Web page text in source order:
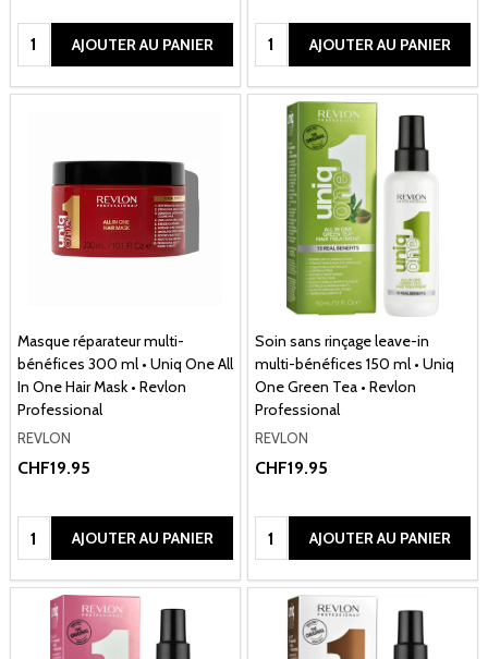
Quantité:AJOUTER AU PANIER Quantité:AJOUTER AU PANIER
Masque réparateur multi-
bénéfices 300 ml • Uniq One All
In One Hair Mask • Revlon
Professional
REVLON
CHF19.95
Quantité:AJOUTER AU PANIER
Soin sans rinçage leave-in
multi-bénéfices 150 ml • Uniq
One Green Tea • Revlon
Professional
REVLON
CHF19.95
Quantité:AJOUTER AU PANIER